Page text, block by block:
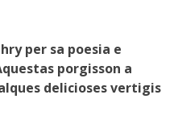
per sa poesia e
porgisson a
delicioses vertigis